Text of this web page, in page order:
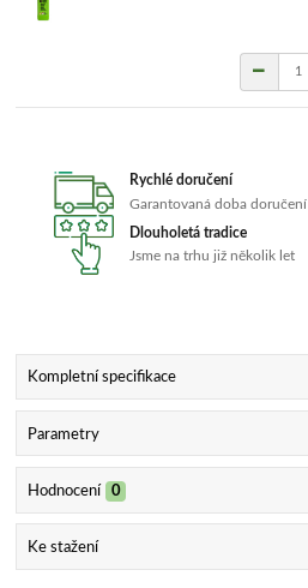
Rychlé doručení
Garantovaná doba doručení
Dlouholetá tradice
Jsme na trhu již několik let
Kompletní specifikace
Parametry
Hodnocení 0
Ke stažení